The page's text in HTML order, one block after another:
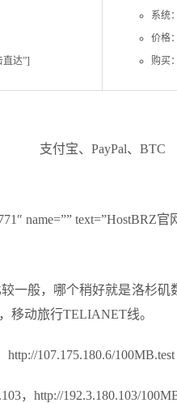
直达”]
系统
价格
购买
支付宝、PayPal、BTC
name=”” text=”HostBRZ
一般，哪个稍好就是洛杉
移动旅行TELIANET线。
107.175.180.6/100MB.test
，http://192.3.180.103/